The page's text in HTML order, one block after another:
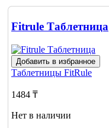
Fitrule Таблетница
Добавить в избранное
Таблетницы FitRule
1484 ₸
Нет в наличии